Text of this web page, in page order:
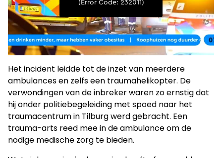
Het incident leidde tot de inzet van meerdere
ambulances en zelfs een traumahelikopter. De
verwondingen van de inbreker waren zo ernstig dat
hij onder politiebegeleiding met spoed naar het
traumacentrum in Tilburg werd gebracht. Een
trauma-arts reed mee in de ambulance om de
nodige medische zorg te bieden.